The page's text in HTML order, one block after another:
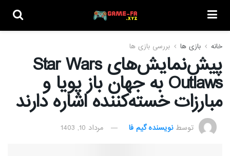
خانه بازی ها بررسی بازی ها
پیش‌نمایش‌های Star Wars
Outlaws به جهان باز پویا و
مبارزات خسته‌کننده اشاره دارند
توسط نویسنده گیم فا مرداد 10, 1403